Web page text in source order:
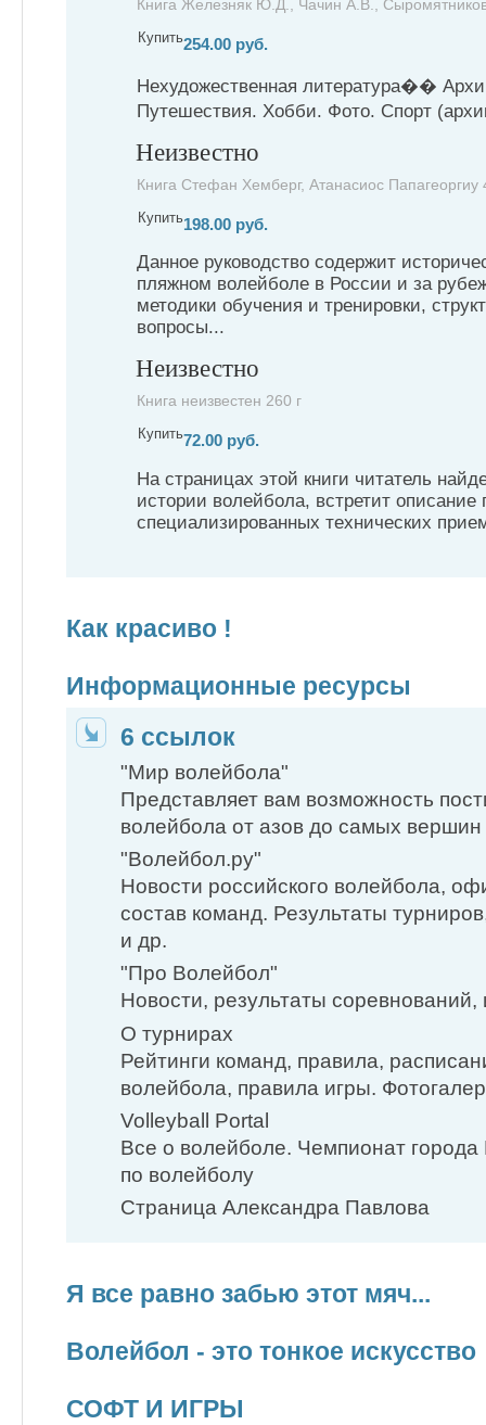
Книга Железняк Ю.Д., Чачин А.В.,
Купить254.00 руб.
Нехудожественная литература��
Путешествия. Хобби. Фото. Спорт
Неизвестно
Книга Стефан Хемберг, Атанасиос Папагеоргиу
Купить198.00 руб.
Данное руководство содержит
пляжном волейболе в России и за
методики обучения и тренировки,
вопросы...
Неизвестно
Книга неизвестен 260 г
Купить72.00 руб.
На страницах этой книги читатель
истории волейбола, встретит описание
специализированных технических
Как красиво !
Информационные ресурсы
6 ссылок
"Мир волейбола"
Представляет вам возможность
волейбола от азов до самых вершин
"Волейбол.ру"
Новости российского волейбола,
состав команд. Результаты
и др.
"Про Волейбол"
Новости, результаты
О турнирах
Рейтинги команд, правила,
волейбола, правила игры.
Volleyball Portal
Все о волейболе. Чемпионат
по волейболу
Страница Александра Павлова
Я все равно забью этот мяч...
Волейбол - это тонкое искусство
СОФТ И ИГРЫ